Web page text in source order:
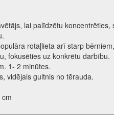
lai palīdzētu koncentrēties,
rotaļlieta arī starp
fokusēties uz konkrētu darbību.
1- 2 minūtes.
vidējais gultnis no tērauda.